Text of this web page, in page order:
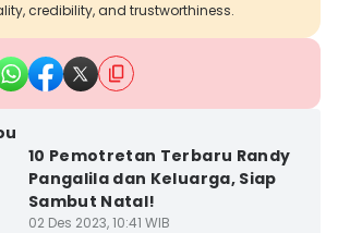
credibility, and trustworthiness.
10 Pemotretan Terbaru Randy
Pangalila dan Keluarga, Siap
Sambut Natal!
02 Des 2023, 10:41 WIB